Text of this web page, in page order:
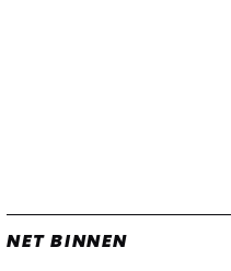
NET BINNEN